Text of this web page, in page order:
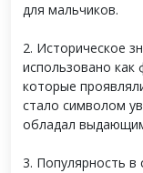
для мальчиков.
2. Историческое
использовано
которые
стало символом
обладал
3. Популярность